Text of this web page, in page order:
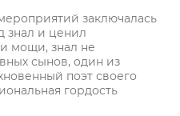
заключалась
знал и ценил
мощи, знал не
сынов, один из
поэт своего
гордость